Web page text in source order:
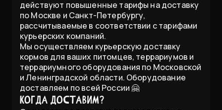
действуют повышенные тарифы на доставку
по Москве и Санкт-Петербургу,
рассчитываемые в соответствии с тарифами
курьерских компаний.
Мы осуществляем курьерскую доставку
кормов для ваших питомцев, террариумов и
террариумного оборудования по Московской
и Ленинградской области. Оборудование
доставляем по всей России 🤗
Когда доставим?